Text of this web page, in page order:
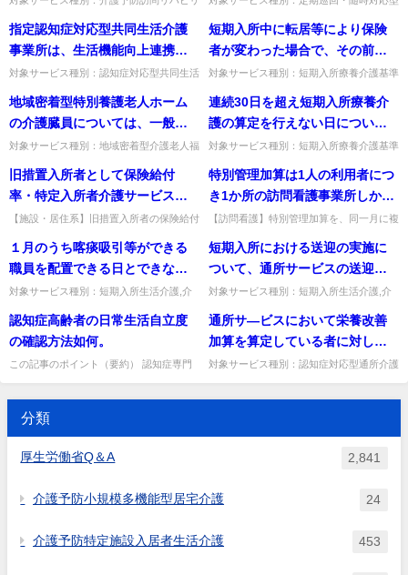
ス費の算定はできないと考える
がいかがか。
人的な選好によるサービスの提
供が当該事業者に対して求めら
れた場合、当該サービスについ
ては、定額報酬の対象外という
ことでよいか。
いて、当該事業所においてサー
ビスを継続しているが、要介護
認定の状態から要支援認定へ変
更となった場合の取扱如何。
ョン,介護予防訪問看護基準種別:介護報酬
「利用開始した月から12...
対応型通所介護,小規模多機能型居宅介護,
認知症対応型共同生活介...
指定認知症対応型共同生活介護
事業所は、生活機能向上連携加
算に係る業務について指定訪問
指定通所リハビリテーション事
業所若しくは医療提供施設と委
託契約を締結し、業務に必要な
費用を指定訪問リハビリテーシ
ョン事業所等に支払うことにな
ると考えてよいか。
対象サービス種別：認知症対応型共同生活
携加算」質問指定認知症対応型共同生活介
護事業所は、生活機能向上連...
短期入所中に転居等により保険
者が変わった場合で、その前後
にまたがる短期入所の連続利用
可能か。
対象サービス種別：短期入所療養介護基準
入所」質問短期入所中に転居等により保険
者が変わった場合で、その前...
地域密着型特別養護老人ホーム
の介護臓員については、一般の
特別養護老人ホームの基準に比
対象サービス種別：地域密着型介護老人福
置」質問地域密着型特別養護老人ホームの
介護臓員については、一般の特...
連続30日を超え短期入所療養介
護の算定を行えない日について
は緊急時施設療養費、特定診療
対象サービス種別：短期入所療養介護基準
入所」質問連続30日を超え短期入所療養
介護の算定を行えない日につ...
旧措置入所者として保険給付
率・特定入所者介護サービス費
の負担限度額が減免されていた
【施設・居住系】旧措置入所者の保険給付
することとなる。出典：介護給付費算定に
係る体制等状況一覧表等（v...
特別管理加算は1人の利用者につ
き1か所の訪問看護事業所しか算
定できないが、定期巡回・随時
サービスを利用する場合など、
同一月に複数の事業所で算定で
きるのか。
【訪問看護】特別管理加算を、同一月に複
が、月途中でサービスを変更する場合は変
更後の事業者のみ算定できる。...
１月のうち喀痰吸引等ができる
職員を配置できる日とできない
日がある場合は、夜勤職員配置
配置加算（Ⅲ）、（Ⅳ）をどの
ように算定すればよいか。
対象サービス種別：短期入所生活介護,介
酬「夜勤職員配置加算」質問１月のうち喀
痰吸引等ができる職員を配置...
短期入所における送迎の実施に
ついて、通所サービスの送迎の
ための乗合形式のバス等を利用
るか。
対象サービス種別：短期入所生活介護,介
酬「送迎加算」質問短期入所における送迎
の実施について、通所サービ...
認知症高齢者の日常生活自立度
の確認方法如何。
この記事のポイント（要約） 認知症専門
見書を用いて居宅サービス計...
通所サ―ビスにおいて栄養改善
加算を算定している者に対して
管理栄養士による居宅療養管理
指導を行うことは可能か。
対象サービス種別：認知症対応型通所介護
分類
厚生労働省Q＆A 2,841
介護予防小規模多機能型居宅介護 24
介護予防特定施設入居者生活介護 453